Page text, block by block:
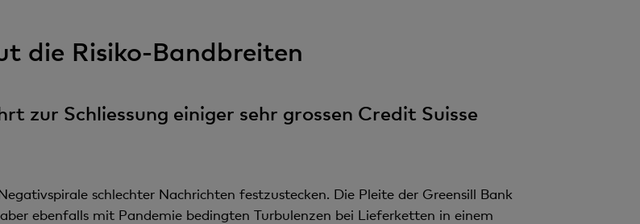
die Risiko-Bandbreiten
zur Schliessung einiger sehr grossen Credit Suisse
schlechter Nachrichten festzustecken. Die Pleite der Greensill Bank
ebenfalls mit Pandemie bedingten Turbulenzen bei Lieferketten in einem